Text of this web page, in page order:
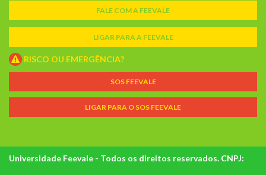
FALE COM A FEEVALE
LIGAR PARA A FEEVALE
RISCO OU EMERGÊNCIA?
SOS FEEVALE
LIGAR PARA O SOS FEEVALE
Universidade Feevale - Todos os direitos reservados. CNPJ: